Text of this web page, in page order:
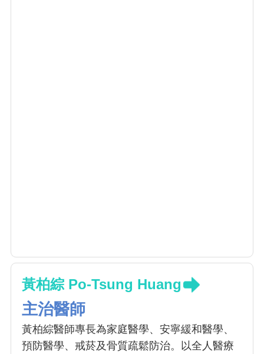
黃柏綜 Po-Tsung Huang
主治醫師
黃柏綜醫師專長為家庭醫學、安寧緩和醫學、
預防醫學、戒菸及骨質疏鬆防治。以全人醫療